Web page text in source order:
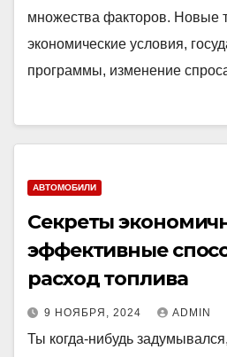
множества факторов. Новые
экономические условия,
программы, изменение
АВТОМОБИЛИ
Секреты
эффективные
расход топлива
9 НОЯБРЯ, 2024 ADMIN
Ты когда-нибудь